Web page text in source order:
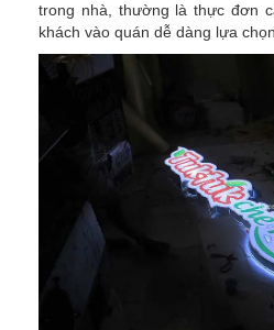
trong nhà, thường là thực đơn
khách vào quán dễ dàng lựa